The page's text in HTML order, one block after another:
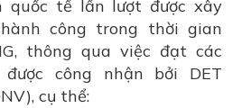
quốc tế lần lượt được xây
công trong thời gian
thông qua việc đạt các
công nhận bởi DET
cụ thể: